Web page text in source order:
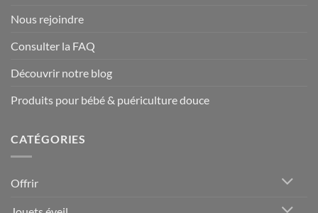
Nous rejoindre
Consulter la FAQ
Découvrir notre blog
Produits pour bébé & puériculture douce
CATÉGORIES
Offrir